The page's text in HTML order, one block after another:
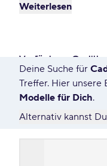
Weiterlesen
Verfügbare
1783 Angebote für
Deine Suche für
Treffer. Hier unsere
Modelle für Dich.
Alternativ kannst Du